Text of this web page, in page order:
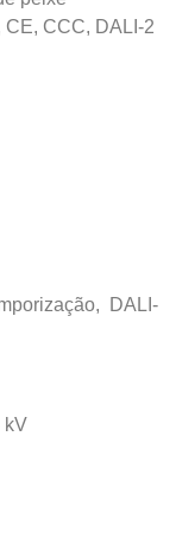
CCC, DALI-2
DALI-
kV